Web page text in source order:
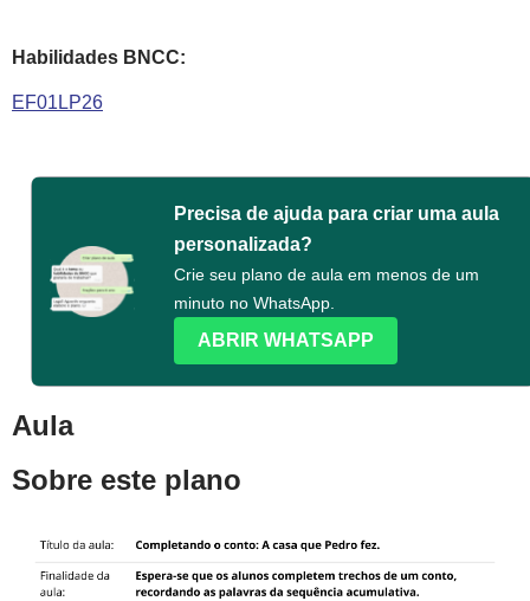
Habilidades BNCC:
EF01LP26
Precisa de ajuda para criar uma aula
personalizada?
Crie seu plano de aula em menos de um
minuto no WhatsApp.
ABRIR WHATSAPP
Aula
Sobre este plano